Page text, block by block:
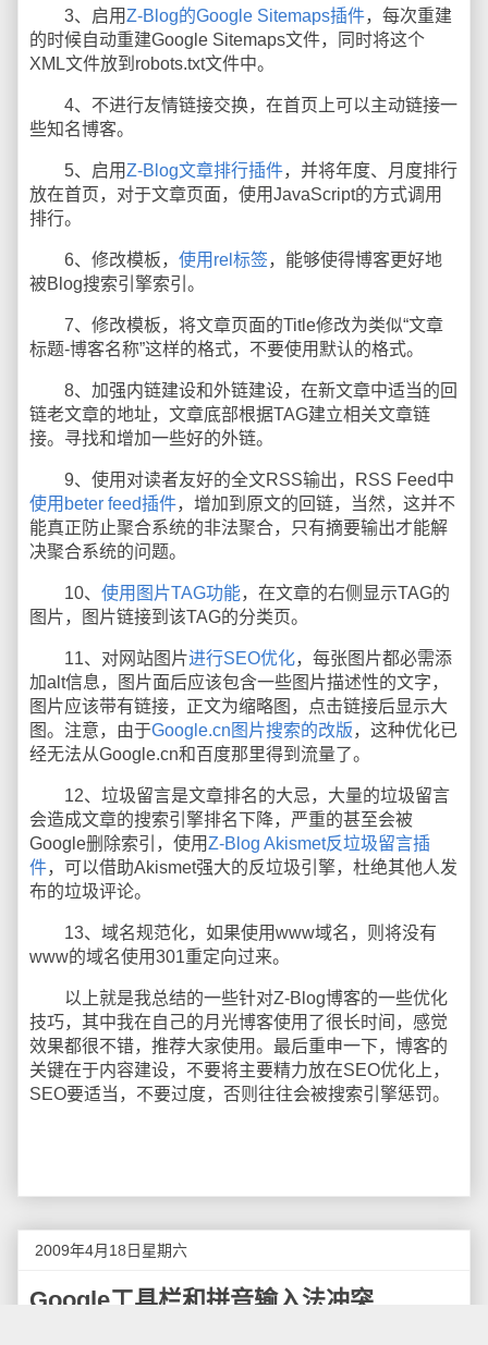
3、启用Z-Blog的Google Sitemaps插件，每次重建
的时候自动重建Google Sitemaps文件，同时将这个
XML文件放到robots.txt文件中。
4、不进行友情链接交换，在首页上可以主动链接一
些知名博客。
5、启用Z-Blog文章排行插件，并将年度、月度排行
放在首页，对于文章页面，使用JavaScript的方式调用
排行。
6、修改模板， 使用rel标签，能够使得博客更好地
被Blog搜索引擎索引。
7、修改模板，将文章页面的Title修改为类似“文章
标题-博客名称”这样的格式，不要使用默认的格式。
8、加强内链建设和外链建设，在新文章中适当的回
链老文章的地址，文章底部根据TAG建立相关文章链
接。寻找和增加一些好的外链。
9、使用对读者友好的全文RSS输出，RSS Feed中
使用beter feed插件，增加到原文的回链，当然，这并不
能真正防止聚合系统的非法聚合，只有摘要输出才能解
决聚合系统的问题。
10、 使用图片TAG功能，在文章的右侧显示TAG的
图片，图片链接到该TAG的分类页。
11、对网站图片进行SEO优化，每张图片都必需添
加alt信息，图片面后应该包含一些图片描述性的文字，
图片应该带有链接，正文为缩略图，点击链接后显示大
图。注意，由于Google.cn图片搜索的改版，这种优化已
经无法从Google.cn和百度那里得到流量了。
12、垃圾留言是文章排名的大忌，大量的垃圾留言
会造成文章的搜索引擎排名下降，严重的甚至会被
Google删除索引，使用Z-Blog Akismet反垃圾留言插
件，可以借助Akismet强大的反垃圾引擎，杜绝其他人发
布的垃圾评论。
13、域名规范化，如果使用www域名，则将没有
www的域名使用301重定向过来。
以上就是我总结的一些针对Z-Blog博客的一些优化
技巧，其中我在自己的月光博客使用了很长时间，感觉
效果都很不错，推荐大家使用。最后重申一下，博客的
关键在于内容建设，不要将主要精力放在SEO优化上，
SEO要适当，不要过度，否则往往会被搜索引擎惩罚。
2009年4月18日星期六
Google工具栏和拼音输入法冲突